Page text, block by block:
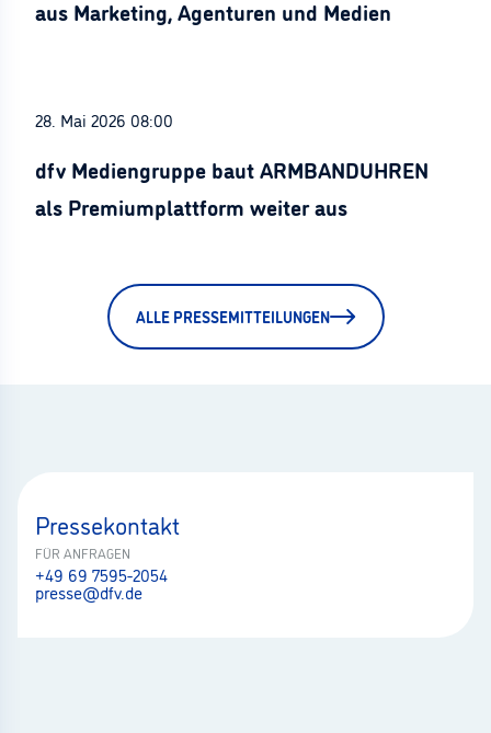
aus Marketing, Agenturen und Medien
28. Mai 2026 08:00
dfv Mediengruppe baut ARMBANDUHREN
als Premiumplattform weiter aus
ALLE PRESSEMITTEILUNGEN
Pressekontakt
FÜR ANFRAGEN
+49 69 7595-2054
presse@dfv.de